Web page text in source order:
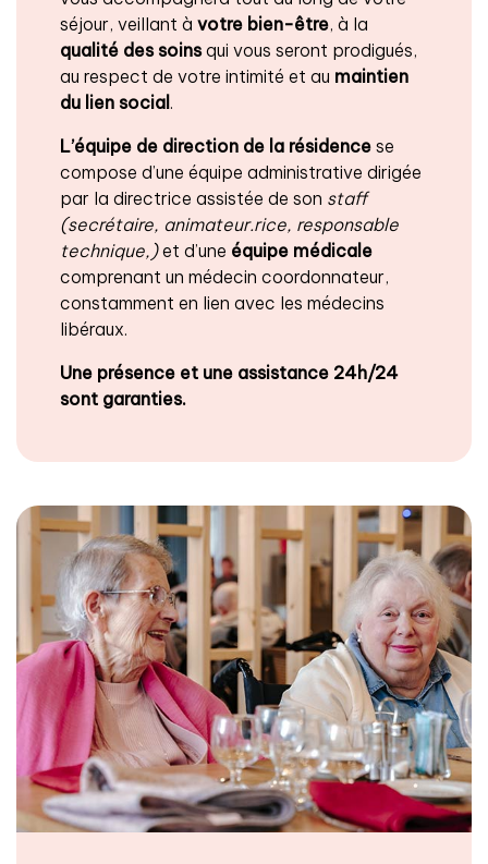
séjour, veillant à votre bien-être, à la
qualité des soinsqui vous seront prodigués,
au respect de votre intimité et au maintien
du lien social .
L’équipe de direction de la résidence se
compose d’une équipe administrative dirigée
par la directrice assistée de son staff
(secrétaire, animateur.rice, responsable
technique,)et d’une équipe médicale
comprenant un médecin coordonnateur,
constamment en lien avec les médecins
libéraux.
Une présence et une assistance 24h/24
sont garanties.